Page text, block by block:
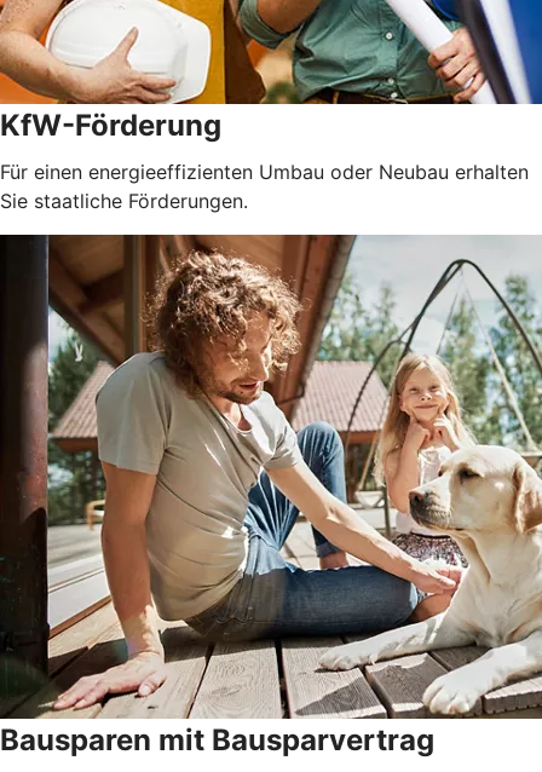
KfW-Förderung
Für einen energieeffizienten Umbau oder Neubau erhalten
Sie staatliche Förderungen.
Bausparen mit Bausparvertrag